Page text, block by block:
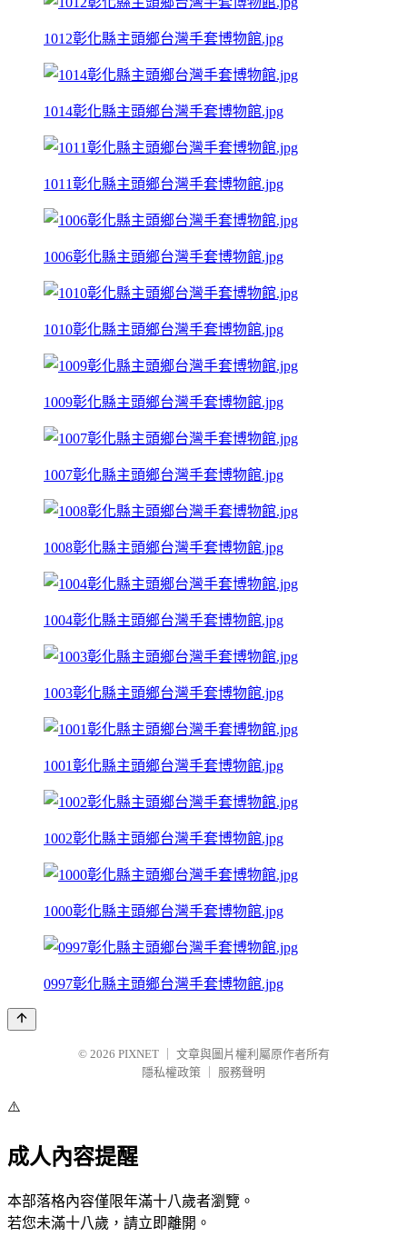
1012彰化縣主頭鄉台灣手套博物館.jpg
1014彰化縣主頭鄉台灣手套博物館.jpg
1011彰化縣主頭鄉台灣手套博物館.jpg
1006彰化縣主頭鄉台灣手套博物館.jpg
1010彰化縣主頭鄉台灣手套博物館.jpg
1009彰化縣主頭鄉台灣手套博物館.jpg
1007彰化縣主頭鄉台灣手套博物館.jpg
1008彰化縣主頭鄉台灣手套博物館.jpg
1004彰化縣主頭鄉台灣手套博物館.jpg
1003彰化縣主頭鄉台灣手套博物館.jpg
1001彰化縣主頭鄉台灣手套博物館.jpg
1002彰化縣主頭鄉台灣手套博物館.jpg
1000彰化縣主頭鄉台灣手套博物館.jpg
0997彰化縣主頭鄉台灣手套博物館.jpg
© 2026 PIXNET
文章與圖片權利屬原作者所有
隱私權政策
服務聲明
⚠️
成人內容提醒
本部落格內容僅限年滿十八歲者瀏覽。
若您未滿十八歲，請立即離開。